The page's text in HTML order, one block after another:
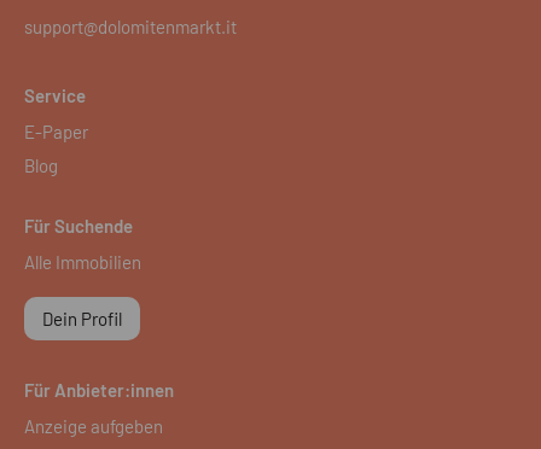
support@dolomitenmarkt.it
Service
E-Paper
Blog
Für Suchende
Alle Immobilien
Dein Profil
Für Anbieter:innen
Anzeige aufgeben